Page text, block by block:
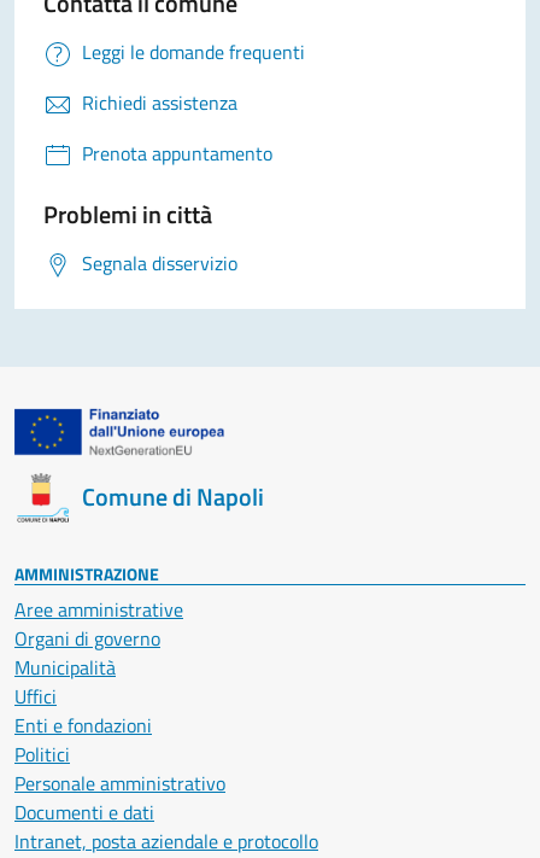
Leggi le domande frequenti
Richiedi assistenza
Prenota appuntamento
Problemi in città
Segnala disservizio
Comune di Napoli
AMMINISTRAZIONE
Aree amministrative
Organi di governo
Municipalità
Uffici
Enti e fondazioni
Politici
Personale amministrativo
Documenti e dati
Intranet, posta aziendale e protocollo